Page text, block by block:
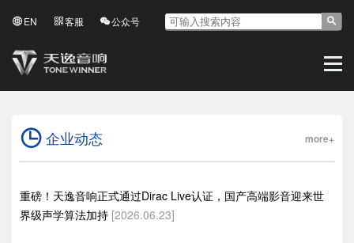
EN 客服 公众号
企业动态 more+
重磅！天逸音响正式通过Dirac Live认证，国产高端影音迎来世
界级声学算法加持 [2026.06.23]